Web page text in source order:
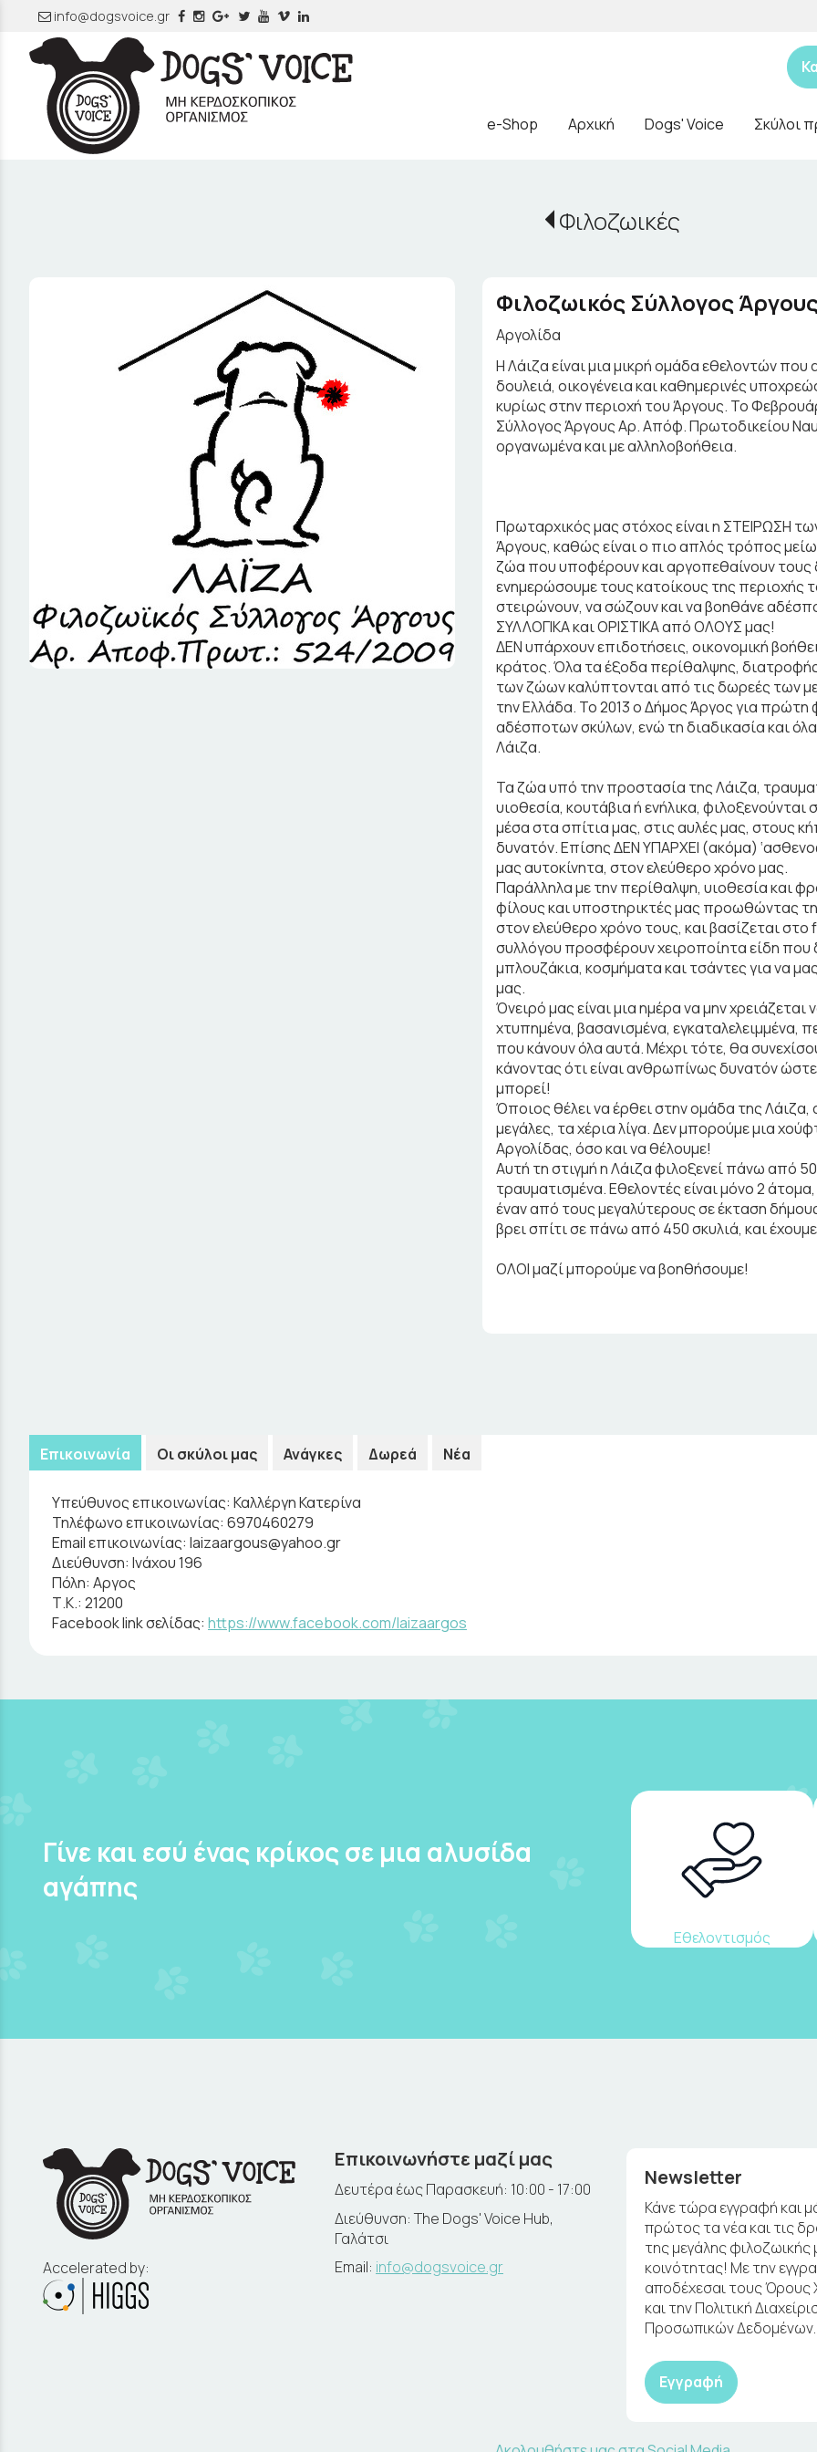
info@dogsvoice.gr
e-Shop Αρχική Dogs' Voice Σκύλοι
Φιλοζωικές
Φιλοζωικός Σύλλογος
Αργολίδα
Η Λάιζα είναι μια μικρή ομάδα εθελοντών
δουλειά, οικογένεια και καθημερινές
κυρίως στην περιοχή του Άργους. Το
Σύλλογος Άργους Αρ. Απόφ. Πρωτοδικείου
οργανωμένα και με αλληλοβοήθεια.
Πρωταρχικός μας στόχος είναι η ΣΤΕΙΡΩΣΗ
Άργους, καθώς είναι ο πιο απλός τρόπος
ζώα που υποφέρουν και αργοπεθαίνουν
ενημερώσουμε τους κατοίκους της περιοχής
στειρώνουν, να σώζουν και να βοηθάνε
ΣΥΛΛΟΓΙΚΑ και ΟΡΙΣΤΙΚΑ από ΟΛΟΥΣ μας!
ΔΕΝ υπάρχουν επιδοτήσεις, οικονομική
κράτος. Όλα τα έξοδα περίθαλψης,
των ζώων καλύπτονται από τις δωρεές των
την Ελλάδα. Το 2013 ο Δήμος Άργος για
αδέσποτων σκύλων, ενώ τη διαδικασία και
Λάιζα.
Τα ζώα υπό την προστασία της Λάιζα,
υιοθεσία, κουτάβια ή ενήλικα,
μέσα στα σπίτια μας, στις αυλές μας, στους
δυνατόν. Επίσης ΔΕΝ ΥΠΑΡΧΕΙ (ακόμα)
μας αυτοκίνητα, στον ελεύθερο χρόνο μας.
Παράλληλα με την περίθαλψη, υιοθεσία και
φίλους και υποστηρικτές μας προωθώντας
στον ελεύθερο χρόνο τους, και βασίζεται
συλλόγου προσφέρουν χειροποίητα είδη
μπλουζάκια, κοσμήματα και τσάντες για να
μας.
Όνειρό μας είναι μια ημέρα να μην
χτυπημένα, βασανισμένα,
που κάνουν όλα αυτά. Μέχρι τότε, θα
κάνοντας ότι είναι ανθρωπίνως δυνατόν
μπορεί!
Όποιος θέλει να έρθει στην ομάδα της Λάιζα,
μεγάλες, τα χέρια λίγα. Δεν μπορούμε μια
Αργολίδας, όσο και να θέλουμε!
Αυτή τη στιγμή η Λάιζα φιλοξενεί πάνω από
τραυματισμένα. Εθελοντές είναι μόνο 2
έναν από τους μεγαλύτερους σε έκταση
βρει σπίτι σε πάνω από 450 σκυλιά, και
ΟΛΟΙ μαζί μπορούμε να βοηθήσουμε!
Επικοινωνία Οι σκύλοι μας Ανάγκες Δωρεά Νέα
Υπεύθυνος επικοινωνίας: Καλλέργη Κατερίνα
Τηλέφωνο επικοινωνίας: 6970460279
Email επικοινωνίας: laizaargous@yahoo.gr
Διεύθυνση: Ινάχου 196
Πόλη: Αργος
Τ.Κ.: 21200
Facebook link σελίδας: https://www.facebook.com/laizaargos
Γίνε και εσύ ένας κρίκος σε μια αλυσίδα
αγάπης
Εθελοντισμός
Accelerated by:
Επικοινωνήστε μαζί μας
Δευτέρα έως Παρασκευή: 10:00 - 17:00
Διεύθυνση: The Dogs' Voice Hub,
Γαλάτσι
Email: info@dogsvoice.gr
Newsletter
Κάνε τώρα εγγραφή και
πρώτος τα νέα και τις
της μεγάλης φιλοζωικής
κοινότητας! Με την
αποδέχεσαι τους Όρους
και την Πολιτική
Προσωπικών Δεδομένων.
Εγγραφή